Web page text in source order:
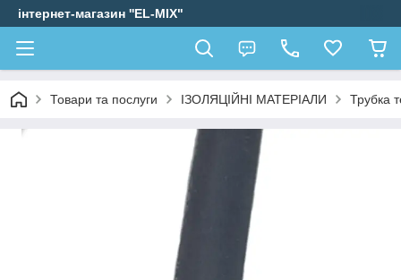
інтернет-магазин ''EL-MIX"
Товари та послуги ІЗОЛЯЦІЙНІ МАТЕРІАЛИ Трубка